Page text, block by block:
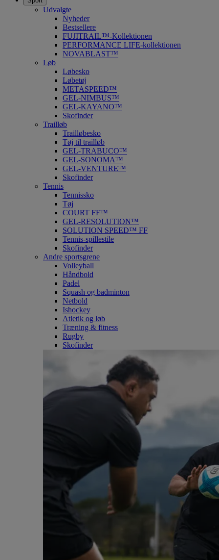
Udvalgte
Nyheder
Bestsellere
FUJITRAIL™-Kollektionen
PERFORMANCE LIFE-kollektionen
NOVABLAST™
Løb
Løbesko
Løbetøj
METASPEED™
GEL-NIMBUS™
GEL-KAYANO™
Skofinder
Trailløb
Trailløbesko
Tøj til trailløb
GEL-TRABUCO™
GEL-SONOMA™
GEL-VENTURE™
Skofinder
Tennis
Tennissko
Tøj
COURT FF™
GEL-RESOLUTION™
SOLUTION SPEED™ FF
Tennis-spillestile
Skofinder
Andre sportsgrene
Volleyball
Håndbold
Padel
Squash og badminton
Netbold
Ishockey
Atletik og løb
Træning & fitness
Rugby
Skofinder